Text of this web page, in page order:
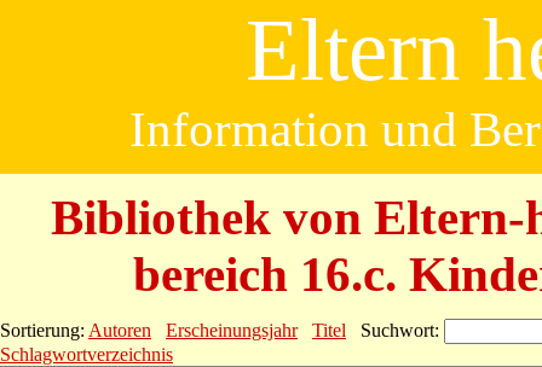
Eltern
Information und
Bibliothek von Eltern-
bereich 16.c.
Sortierung: Autoren Erscheinungsjahr Titel Suchwort:
Schlagwortverzeichnis